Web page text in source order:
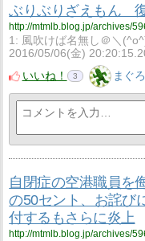
ぶりぶりざえもん
http://mtmlb.blog.jp/archives/
1: 風吹けば名無し＠＼
2016/05/06(金)
いいね！
3 まぐ
自閉症の空港職員を
の50セント、お詫び
付するもさらに炎上
http://mtmlb.blog.jp/archives/